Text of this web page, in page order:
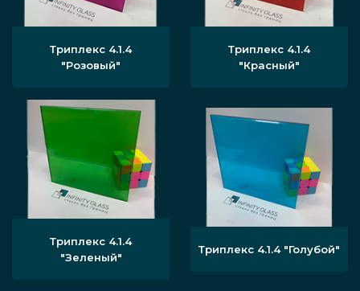
Триплекс 4.1.4
"Розовый"
Триплекс 4.1.4
"Красный"
Триплекс 4.1.4
"Зеленый"
Триплекс 4.1.4 "Голубой"